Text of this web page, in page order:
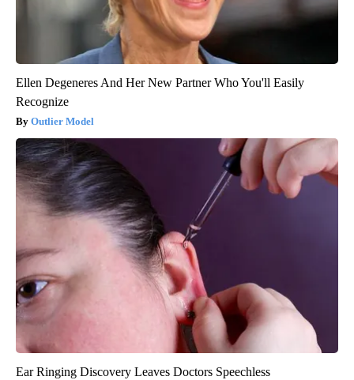
Ellen Degeneres And Her New Partner Who You'll Easily
Recognize
Outlier Model
Ear Ringing Discovery Leaves Doctors Speechless